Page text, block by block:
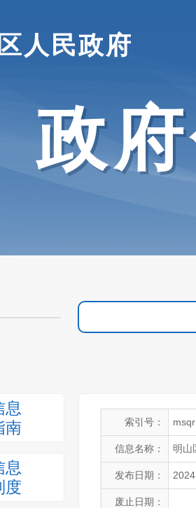
人民政府
政
息
南
息
度
索引号：
信息名称： 明山
发布日期：
废止日期：